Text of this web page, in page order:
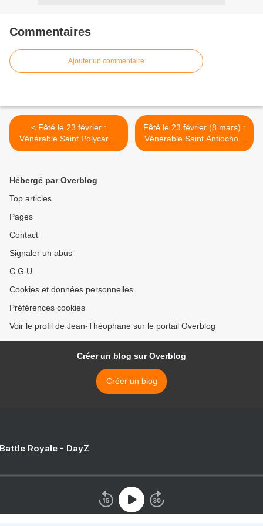
Commentaires
Ajouter un commentaire
< Fêté le 23 février :
Vénérable Saint Polycarpe
de Briansk
Fêté le 23 février (8 mars) :
Vénérable Saint Antiochos,
Ascète des déserts syriens
Hébergé par Overblog
Top articles
Pages
Contact
Signaler un abus
C.G.U.
Cookies et données personnelles
Préférences cookies
Voir le profil de Jean-Théophane sur le portail Overblog
Créer un blog sur Overblog
Créer un blog
Royale - DayZ